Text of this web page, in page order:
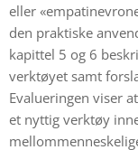
eller
den praktiske
kapittel 5 og 6
verktøyet samt
Evalueringen viser
et nyttig verktøy